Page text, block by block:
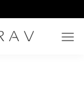
to
content